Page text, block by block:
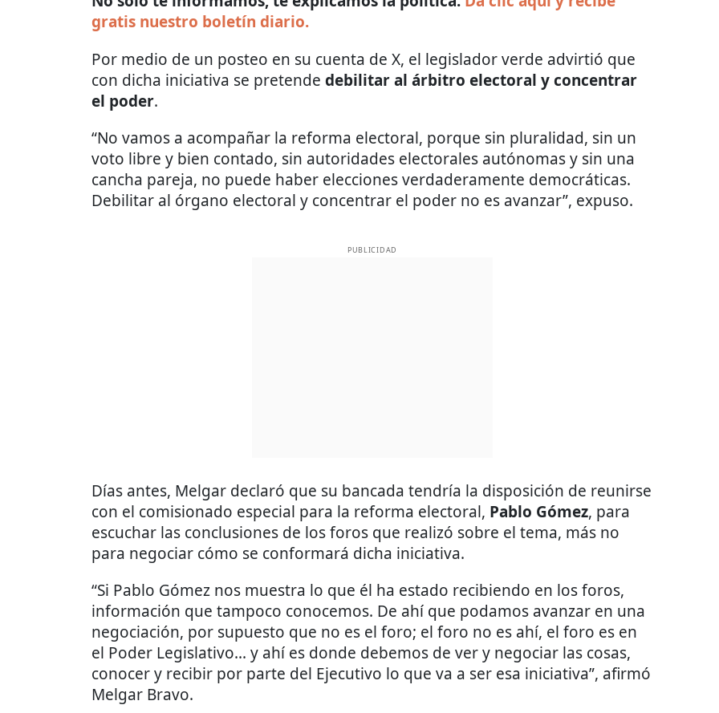
gratis nuestro boletín diario.
Por medio de un posteo en su cuenta de X, el legislador verde advirtió que
con dicha iniciativa se pretende debilitar al árbitro electoral y concentrar
el poder.
“No vamos a acompañar la reforma electoral, porque sin pluralidad, sin un
voto libre y bien contado, sin autoridades electorales autónomas y sin una
cancha pareja, no puede haber elecciones verdaderamente democráticas.
Debilitar al órgano electoral y concentrar el poder no es avanzar”, expuso.
PUBLICIDAD
Días antes, Melgar declaró que su bancada tendría la disposición de reunirse
con el comisionado especial para la reforma electoral, Pablo Gómez, para
escuchar las conclusiones de los foros que realizó sobre el tema, más no
para negociar cómo se conformará dicha iniciativa.
“Si Pablo Gómez nos muestra lo que él ha estado recibiendo en los foros,
información que tampoco conocemos. De ahí que podamos avanzar en una
negociación, por supuesto que no es el foro; el foro no es ahí, el foro es en
el Poder Legislativo... y ahí es donde debemos de ver y negociar las cosas,
conocer y recibir por parte del Ejecutivo lo que va a ser esa iniciativa”, afirmó
Melgar Bravo.